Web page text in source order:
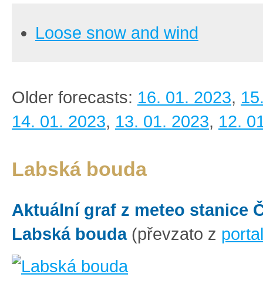
Loose snow and wind
Older forecasts: 16. 01. 2023,
14. 01. 2023, 13. 01. 2023, 12.
Labská bouda
Aktuální graf z meteo stanice
Labská bouda(převzato z